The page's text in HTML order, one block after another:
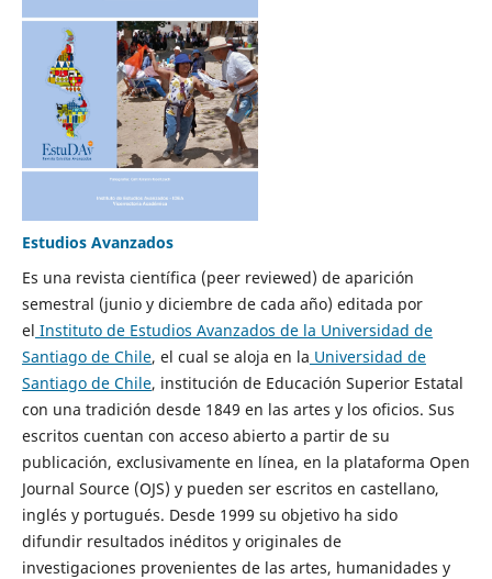
Estudios Avanzados
Es una revista científica (peer reviewed) de aparición
semestral (junio y diciembre de cada año) editada por
el Instituto de Estudios Avanzados de la Universidad de
Santiago de Chile, el cual se aloja en la Universidad de
Santiago de Chile, institución de Educación Superior Estatal
con una tradición desde 1849 en las artes y los oficios. Sus
escritos cuentan con acceso abierto a partir de su
publicación, exclusivamente en línea, en la plataforma Open
Journal Source (OJS) y pueden ser escritos en castellano,
inglés y portugués. Desde 1999 su objetivo ha sido
difundir resultados inéditos y originales de
investigaciones provenientes de las artes, humanidades y